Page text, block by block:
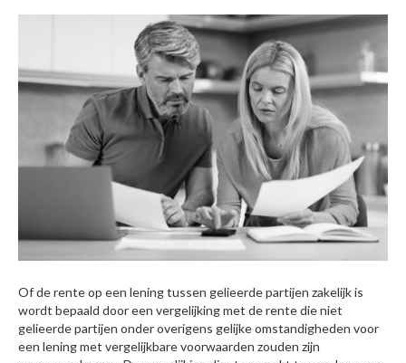
Of de rente op een lening tussen gelieerde partijen zakelijk is
wordt bepaald door een vergelijking met de rente die niet
gelieerde partijen onder overigens gelijke omstandigheden voor
een lening met vergelijkbare voorwaarden zouden zijn